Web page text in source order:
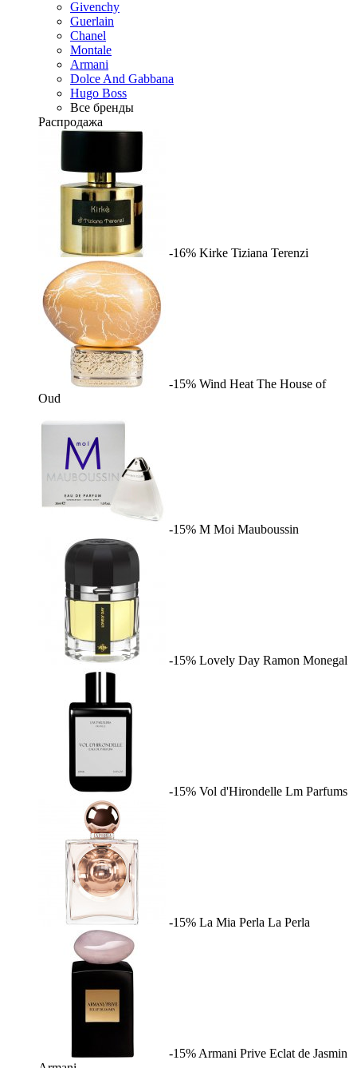
Givenchy
Guerlain
Chanel
Montale
Armani
Dolce And Gabbana
Hugo Boss
Все бренды
Распродажа
-16% Kirke Tiziana Terenzi
-15% Wind Heat The House of
Oud
-15% M Moi Mauboussin
-15% Lovely Day Ramon Monegal
-15% Vol d'Hirondelle Lm Parfums
-15% La Mia Perla La Perla
-15% Armani Prive Eclat de Jasmin